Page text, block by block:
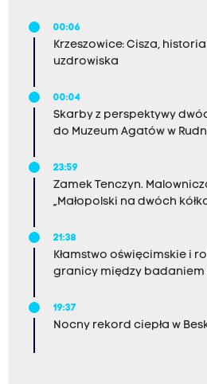
00:06
Krzeszowice: Cisza,
uzdrowiska
00:04
Skarby z perspektywy
do Muzeum Agatów w
23:59
Zamek Tenczyn.
„Małopolski na dwóch
21:38
Kłamstwo oświęcimskie i
granicy między badaniem
19:37
Nocny rekord ciepła w